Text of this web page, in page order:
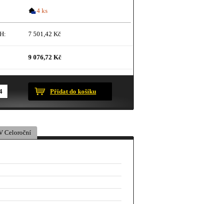
4 ks
7 501,42 Kč
9 076,72 Kč
Přidat do košíku
Celoroční